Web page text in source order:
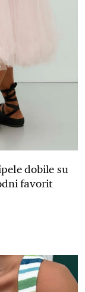
dobile su
favorit